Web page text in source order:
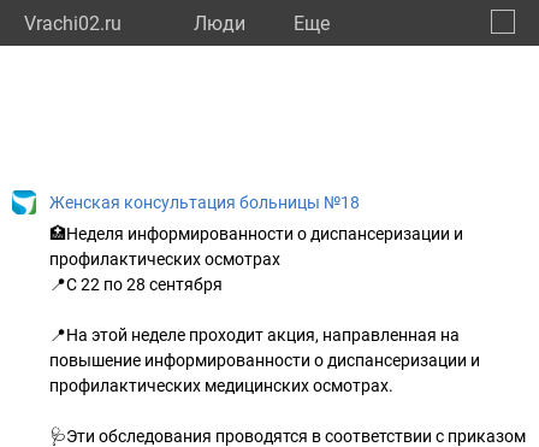
Vrachi02.ru Люди Eще
Женская консультация больницы №18
🏥Неделя информированности о диспансеризации и
профилактических осмотрах
📍С 22 по 28 сентября
📍На этой неделе проходит акция, направленная на
повышение информированности о диспансеризации и
профилактических медицинских осмотрах.
🩺Эти обследования проводятся в соответствии с приказом